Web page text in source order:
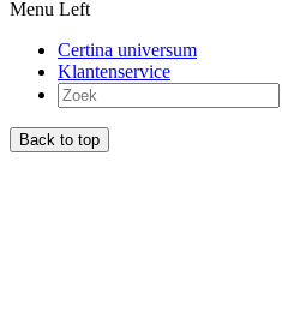
Menu Left
Certina universum
Klantenservice
Back to top